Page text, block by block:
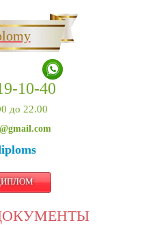
10-40
до 22.00